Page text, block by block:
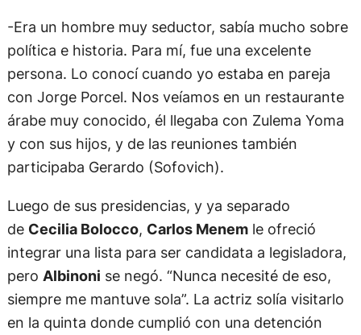
-Era un hombre muy seductor, sabía mucho sobre
política e historia. Para mí, fue una excelente
persona. Lo conocí cuando yo estaba en pareja
con Jorge Porcel. Nos veíamos en un restaurante
árabe muy conocido, él llegaba con Zulema Yoma
y con sus hijos, y de las reuniones también
participaba Gerardo (Sofovich).
Luego de sus presidencias, y ya separado
de Cecilia Bolocco, Carlos Menemle ofreció
integrar una lista para ser candidata a legisladora,
pero Albinoni se negó. “Nunca necesité de eso,
siempre me mantuve sola”. La actriz solía visitarlo
en la quinta donde cumplió con una detención